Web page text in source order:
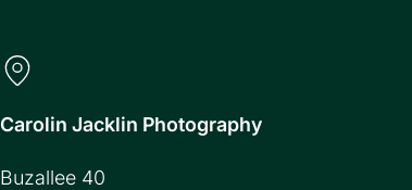
Carolin Jacklin Photography
Buzallee 40